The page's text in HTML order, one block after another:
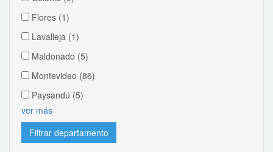
Flores (1)
Lavalleja (1)
Maldonado (5)
Montevideo (86)
Paysandú (5)
ver más